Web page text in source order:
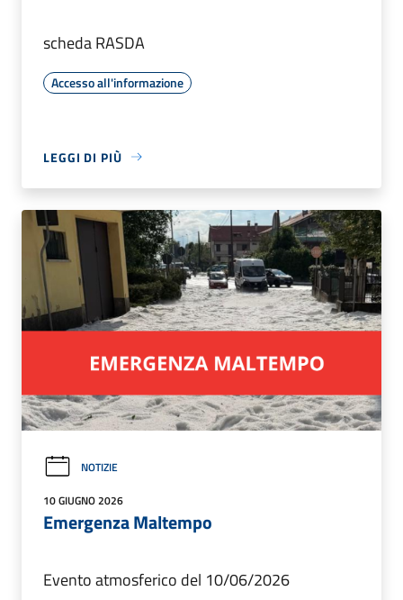
scheda RASDA
Accesso all'informazione
LEGGI DI PIÙ
NOTIZIE
10 GIUGNO 2026
Emergenza Maltempo
Evento atmosferico del 10/06/2026